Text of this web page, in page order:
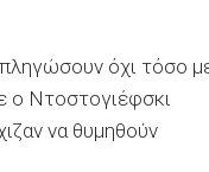
πληγώσουν όχι τόσο
ο Ντοστογιέφσκι
να θυμηθούν